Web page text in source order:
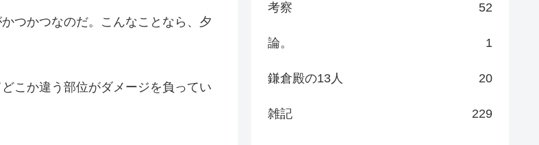
つかつなのだ。こんなことなら、夕
こか違う部位がダメージを負ってい
考察 52
論。 1
鎌倉殿の13人 20
雑記 229